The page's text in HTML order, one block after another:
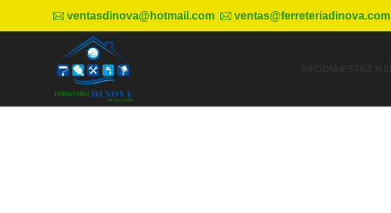
ventasdinova@hotmail.com ventas@ferreteriadinova.com